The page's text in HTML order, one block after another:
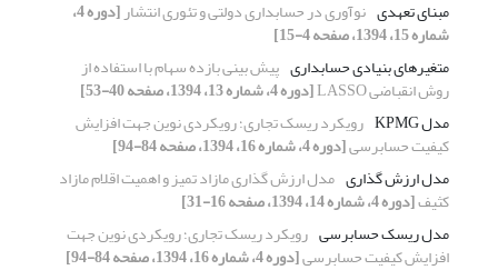
مبنای تعهدی نوآوری در حسابداری دولتی و تئوری انتشار [دوره 4،
شماره 15، 1394، صفحه 4-15]
متغیرهای بنیادی حسابداری پیش بینی بازده سهام با استفاده از
روش انقباضی LASSO
[دوره 4، شماره 13، 1394، صفحه 40-53]
مدل KPMG
رویکرد ریسک تجاری؛ رویکردی نوین جهت افزایش
کیفیت حسابرسی[دوره 4، شماره 16، 1394، صفحه 84-94]
مدل ارزش گذاری مدل ارزش گذاری مازاد تمیز و اهمیت اقلام مازاد
کثیف[دوره 4، شماره 14، 1394، صفحه 16-31]
مدل ریسک حسابرسی رویکرد ریسک تجاری؛ رویکردی نوین جهت
افزایش کیفیت حسابرسی[دوره 4، شماره 16، 1394، صفحه 84-94]